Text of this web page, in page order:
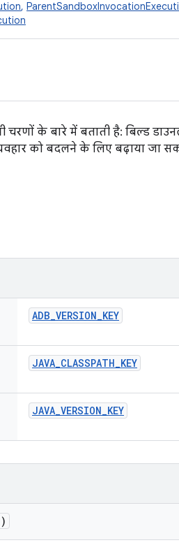
,
के बारे में बताती है: बिल्ड
को बदलने के लिए बढ़ाया जा
ADB_VERSION_KEY
JAVA_CLASSPATH_KEY
JAVA_VERSION_KEY